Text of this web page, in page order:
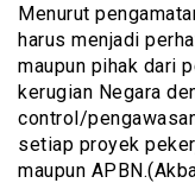
Menurut
harus menjadi
maupun pihak dari
kerugian Negara
control/
setiap proyek
maupun